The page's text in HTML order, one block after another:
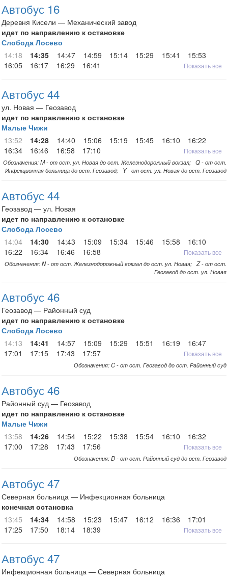
Автобус 16
Деревня Кисели — Механический завод
идет по направлению к остановке
Слобода Лосево
14:18
14:35 14:47 14:59 15:14 15:29 15:41
15:53
16:05
16:17 16:29 16:41 Показать все
Автобус 44
ул. Новая — Геозавод
идет по направлению к остановке
Малые Чижи
13:52
14:28 14:40 15:06 15:19 15:45 16:10
16:22
16:34
16:46 16:58 17:10 Показать все
Обозначения: M - от ост. ул. Новая до ост. Железнодорожный вокзал; Q - от ост.
Инфекционная больница до ост. Геозавод; Y - от ост. ул. Новая до ост. Геозавод
Автобус 44
Геозавод — ул. Новая
идет по направлению к остановке
Слобода Лосево
14:04
14:30 14:43 15:09 15:34 15:46 15:58
16:10
16:22
16:34 16:46 16:58 Показать все
Обозначения: N - от ост. Железнодорожный вокзал до ост. ул. Новая; Z - от ост.
Геозавод до ост. ул. Новая
Автобус 46
Геозавод — Районный суд
идет по направлению к остановке
Слобода Лосево
14:13
14:41 14:57 15:09 15:29 15:51 16:19
16:47
17:01
17:15 17:43 17:57 Показать все
Обозначения: C - от ост. Геозавод до ост. Районный суд
Автобус 46
Районный суд — Геозавод
идет по направлению к остановке
Малые Чижи
13:58
14:26 14:54 15:22 15:38 15:54 16:10
16:32
17:00
17:28 17:43 17:56 Показать все
Обозначения: D - от ост. Районный суд до ост. Геозавод
Автобус 47
Северная больница — Инфекционная больница
конечная остановка
13:45
14:34 14:58 15:23 15:47 16:12 16:36
17:01
17:25
17:50 18:14 18:39 Показать все
Автобус 47
Инфекционная больница — Северная больница